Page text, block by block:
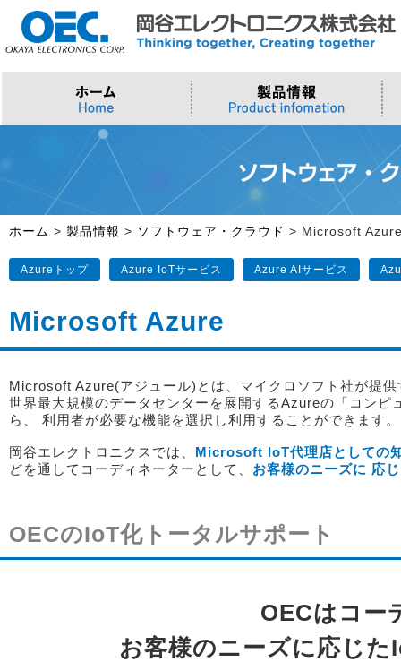
>Intel (IoT/Embedded)
>Intel (PC)
>Intel Arc Graphics
ソフトウェア・クラウド
>Microsoft Azure
>Windows IoT
>Trellix
>AMI
>AI・IoTソリューション
>インテル IoTソリューション
>評価開発キット
>LLMソリューション
スマートシティ・DX
>ナガレミル / 人流・交通
>トップメッセージ
>製品・御見積お問い合わせ >その他・採用お問い合わせ
ホーム > 製品情報 > ソフトウェア・クラウド > Microsoft
Azureトップ Azure IoTサービス Azure AIサービス
Microsoft Azure
Microsoft Azure(アジュール)とは、マイクロソフト社が提
世界最大規模のデータセンターを展開するAzureの「コン
ら、 利用者が必要な機能を選択し利用することができます。
岡谷エレクトロニクスでは、 Microsoft IoT代理店としての
どを通してコーディネーターとして、 お客様のニーズに 応
OECのIoT化トータルサポート
OECはコー
お客様のニーズに応じ